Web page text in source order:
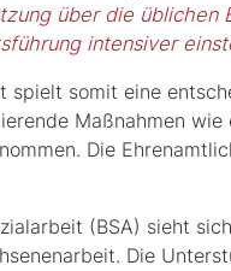
über die
intensiver
spielt somit eine
Maßnahmen
Die
(BSA) sieht
Die